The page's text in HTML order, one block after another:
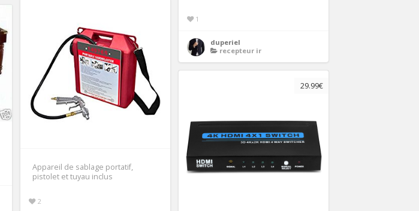
1
duperiel
recepteur ir
Appareil de sablage portatif,
pistolet et tuyau inclus
2
29.99€